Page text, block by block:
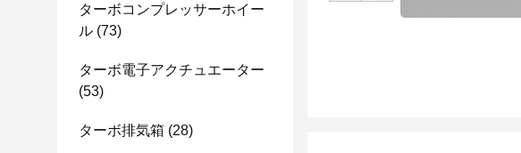
ターボコンプレッサーホイー
ル (73)
ターボ電子アクチュエーター
(53)
ターボ排気箱 (28)